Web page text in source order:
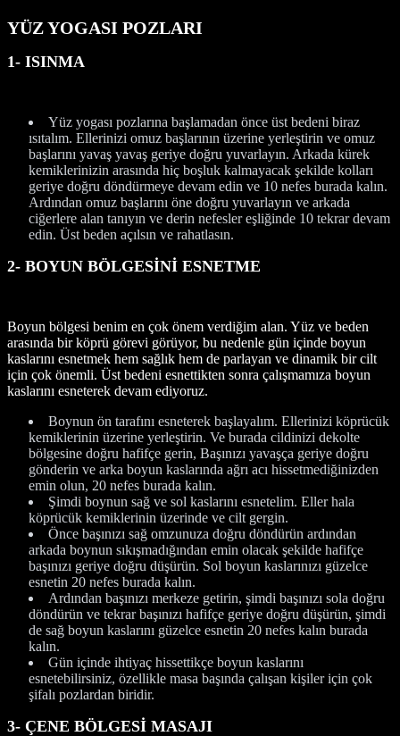
YÜZ YOGASI POZLARI
1- ISINMA
Yüz yogası pozlarına başlamadan önce üst bedeni biraz
ısıtalım. Ellerinizi omuz başlarının üzerine yerleştirin ve omuz
başlarını yavaş yavaş geriye doğru yuvarlayın. Arkada kürek
kemiklerinizin arasında hiç boşluk kalmayacak şekilde kolları
geriye doğru döndürmeye devam edin ve 10 nefes burada kalın.
Ardından omuz başlarını öne doğru yuvarlayın ve arkada
ciğerlere alan tanıyın ve derin nefesler eşliğinde 10 tekrar devam
edin. Üst beden açılsın ve rahatlasın.
2- BOYUN BÖLGESİNİ ESNETME
Boyun bölgesi benim en çok önem verdiğim alan. Yüz ve beden
arasında bir köprü görevi görüyor, bu nedenle gün içinde boyun
kaslarını esnetmek hem sağlık hem de parlayan ve dinamik bir cilt
için çok önemli. Üst bedeni esnettikten sonra çalışmamıza boyun
kaslarını esneterek devam ediyoruz.
Boynun ön tarafını esneterek başlayalım. Ellerinizi köprücük
kemiklerinin üzerine yerleştirin. Ve burada cildinizi dekolte
bölgesine doğru hafifçe gerin, Başınızı yavaşça geriye doğru
gönderin ve arka boyun kaslarında ağrı acı hissetmediğinizden
emin olun, 20 nefes burada kalın.
Şimdi boynun sağ ve sol kaslarını esnetelim. Eller hala
köprücük kemiklerinin üzerinde ve cilt gergin.
Önce başınızı sağ omzunuza doğru döndürün ardından
arkada boynun sıkışmadığından emin olacak şekilde hafifçe
başınızı geriye doğru düşürün. Sol boyun kaslarınızı güzelce
esnetin 20 nefes burada kalın.
Ardından başınızı merkeze getirin, şimdi başınızı sola doğru
döndürün ve tekrar başınızı hafifçe geriye doğru düşürün, şimdi
de sağ boyun kaslarını güzelce esnetin 20 nefes kalın burada
kalın.
Gün içinde ihtiyaç hissettikçe boyun kaslarını
esnetebilirsiniz, özellikle masa başında çalışan kişiler için çok
şifalı pozlardan biridir.
3- ÇENE BÖLGESİ MASAJI